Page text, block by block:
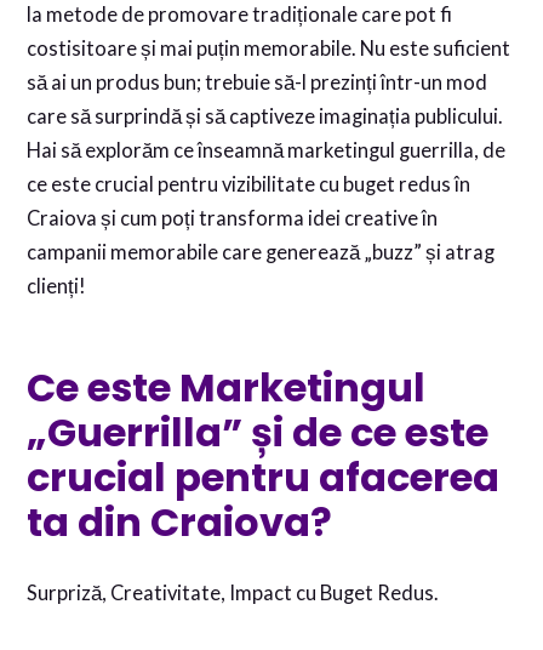
la metode de promovare tradiționale care pot fi
costisitoare și mai puțin memorabile. Nu este suficient
să ai un produs bun; trebuie să-l prezinți într-un mod
care să surprindă și să captiveze imaginația publicului.
Hai să explorăm ce înseamnă marketingul guerrilla, de
ce este crucial pentru vizibilitate cu buget redus în
Craiova și cum poți transforma idei creative în
campanii memorabile care generează „buzz” și atrag
clienți!
Ce este Marketingul
„Guerrilla” și de ce este
crucial pentru afacerea
ta din Craiova?
Surpriză, Creativitate, Impact cu Buget Redus.